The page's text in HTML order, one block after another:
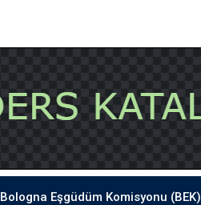
Bologna Eşgüdüm Komisyonu (BEK)